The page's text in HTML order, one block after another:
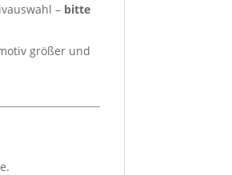
– bitte
größer und